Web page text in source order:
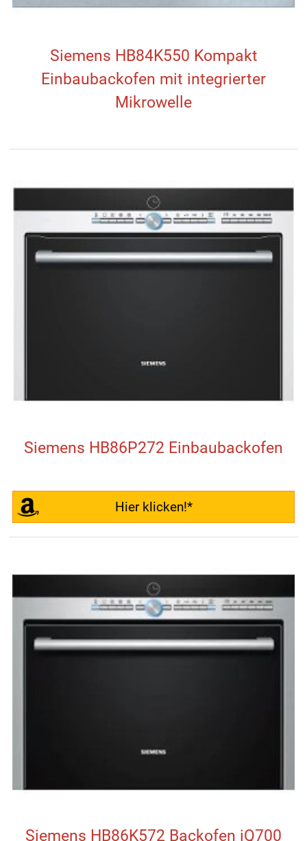
Siemens HB84K550 Kompakt
Einbaubackofen mit integrierter
Mikrowelle
Siemens HB86P272 Einbaubackofen
Hier klicken!*
Siemens HB86K572 Backofen iQ700